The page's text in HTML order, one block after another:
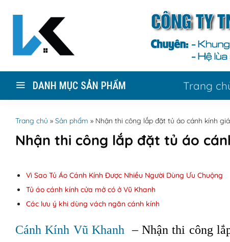
DANH MỤC SẢN PHẨM Trang
Trang chủ » Sản phẩm » Nhận thi công lắp đặt tủ áo cánh kính
Nhận thi công lắp đặt tủ áo
Vì Sao Tủ Áo Cánh Kính Được Nhiều Người Dùng Ưu Chuộng
Tủ áo cánh kính cửa mở có ở Vũ Khanh
Các lưu ý khi dùng vách ngăn cánh kính
Cánh Kính Vũ Khanh – Nhận thi công